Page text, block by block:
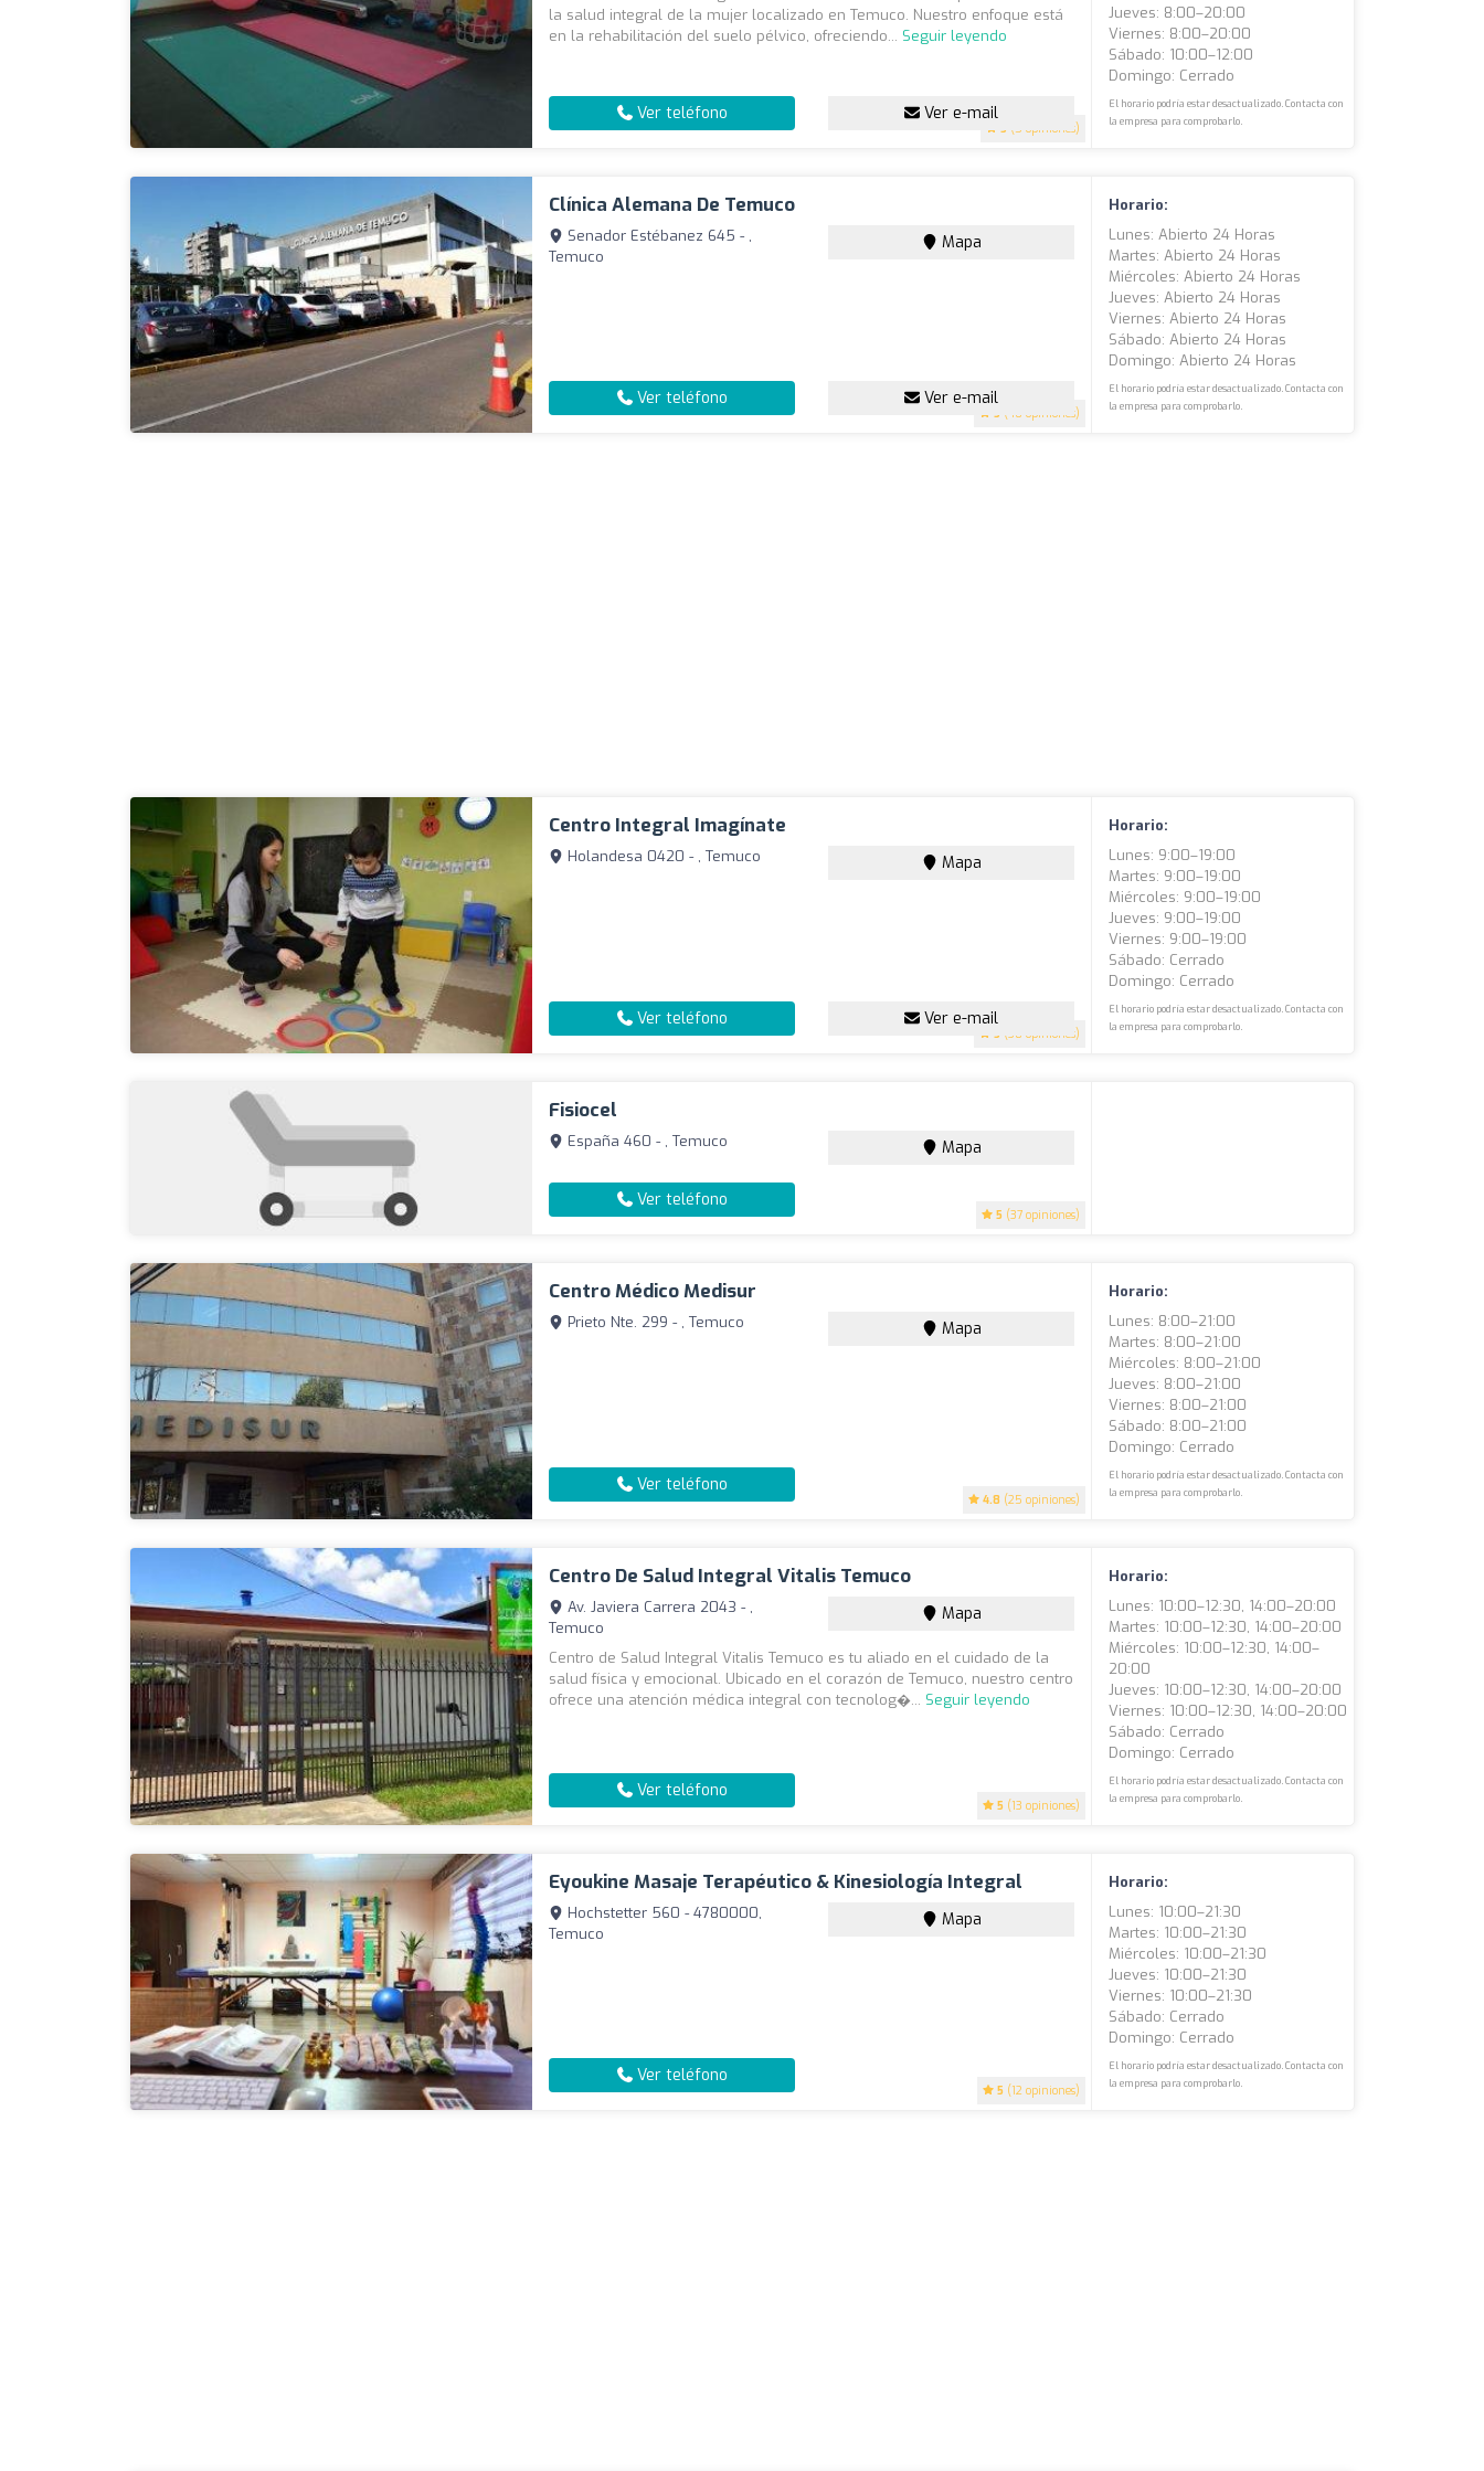
5 (5 opiniones)
la salud integral de la mujer localizado en Temuco. Nuestro enfoque está
en la rehabilitación del suelo pélvico, ofreciendo... Seguir leyendo
Ver teléfono Ver e-mail
Jueves: 8:00–20:00
Viernes: 8:00–20:00
Sábado: 10:00–12:00
Domingo: Cerrado
El horario podría estar desactualizado. Contacta con
la empresa para comprobarlo.
Clínica Alemana De Temuco
5 (40 opiniones)
Senador Estébanez 645 - ,
Temuco
Mapa
Ver teléfono Ver e-mail
Horario:
Lunes: Abierto 24 Horas
Martes: Abierto 24 Horas
Miércoles: Abierto 24 Horas
Jueves: Abierto 24 Horas
Viernes: Abierto 24 Horas
Sábado: Abierto 24 Horas
Domingo: Abierto 24 Horas
El horario podría estar desactualizado. Contacta con
la empresa para comprobarlo.
Centro Integral Imagínate
5 (38 opiniones)
Holandesa 0420 - , Temuco Mapa
Ver teléfono Ver e-mail
Horario:
Lunes: 9:00–19:00
Martes: 9:00–19:00
Miércoles: 9:00–19:00
Jueves: 9:00–19:00
Viernes: 9:00–19:00
Sábado: Cerrado
Domingo: Cerrado
El horario podría estar desactualizado. Contacta con
la empresa para comprobarlo.
Fisiocel
5 (37 opiniones)
España 460 - , Temuco Mapa
Ver teléfono
Centro Médico Medisur
4.8 (25 opiniones)
Prieto Nte. 299 - , Temuco Mapa
Ver teléfono
Horario:
Lunes: 8:00–21:00
Martes: 8:00–21:00
Miércoles: 8:00–21:00
Jueves: 8:00–21:00
Viernes: 8:00–21:00
Sábado: 8:00–21:00
Domingo: Cerrado
El horario podría estar desactualizado. Contacta con
la empresa para comprobarlo.
Centro De Salud Integral Vitalis Temuco
5 (13 opiniones)
Av. Javiera Carrera 2043 - ,
Temuco
Mapa
Centro de Salud Integral Vitalis Temuco es tu aliado en el cuidado de la
salud física y emocional. Ubicado en el corazón de Temuco, nuestro centro
ofrece una atención médica integral con tecnolog�... Seguir leyendo
Ver teléfono
Horario:
Lunes: 10:00–12:30, 14:00–20:00
Martes: 10:00–12:30, 14:00–20:00
Miércoles: 10:00–12:30, 14:00–
20:00
Jueves: 10:00–12:30, 14:00–20:00
Viernes: 10:00–12:30, 14:00–20:00
Sábado: Cerrado
Domingo: Cerrado
El horario podría estar desactualizado. Contacta con
la empresa para comprobarlo.
Eyoukine Masaje Terapéutico & Kinesiología Integral
5 (12 opiniones)
Hochstetter 560 - 4780000,
Temuco
Mapa
Ver teléfono
Horario:
Lunes: 10:00–21:30
Martes: 10:00–21:30
Miércoles: 10:00–21:30
Jueves: 10:00–21:30
Viernes: 10:00–21:30
Sábado: Cerrado
Domingo: Cerrado
El horario podría estar desactualizado. Contacta con
la empresa para comprobarlo.